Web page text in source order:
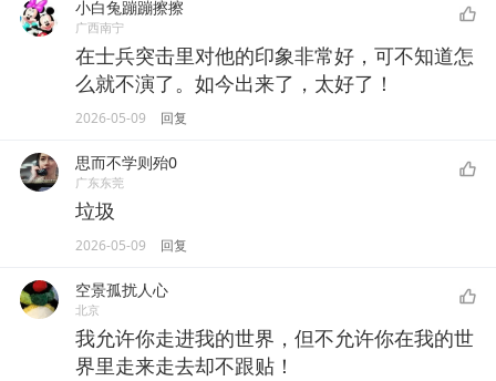
小白兔蹦蹦擦擦
广西南宁
在士兵突击里对他的印象非常好，可不知道怎
么就不演了。如今出来了，太好了！
2026-05-09 回复
思而不学则殆0
广东东莞
垃圾
2026-05-09 回复
空景孤扰人心
北京
我允许你走进我的世界，但不允许你在我的世
界里走来走去却不跟贴！